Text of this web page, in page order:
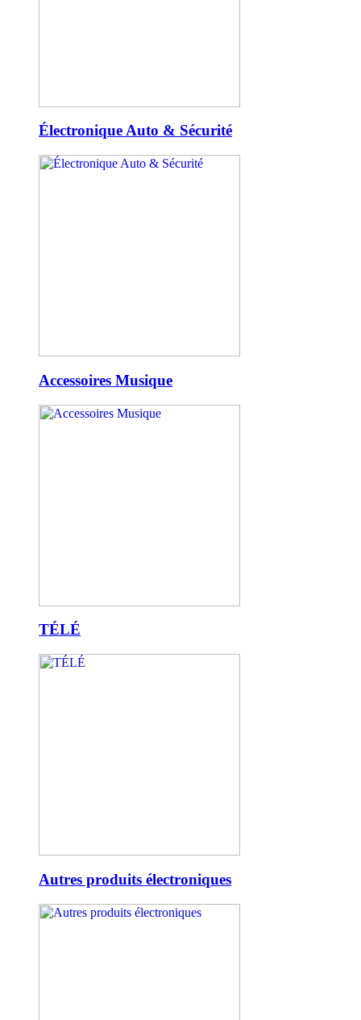
Électronique Auto & Sécurité
Accessoires Musique
TÉLÉ
Autres produits électroniques